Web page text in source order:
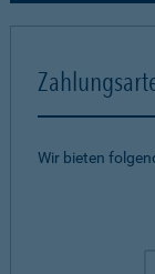
Wir bieten